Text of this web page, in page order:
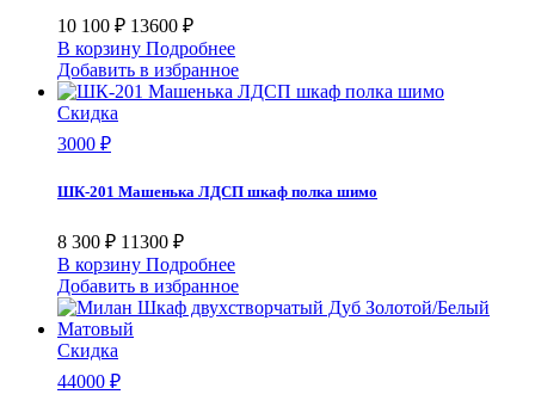
10 100 ₽ 13600 ₽
В корзину Подробнее
Добавить в избранное
Скидка
3000 ₽
ШК-201 Машенька ЛДСП шкаф полка шимо
8 300 ₽ 11300 ₽
В корзину Подробнее
Добавить в избранное
Скидка
44000 ₽